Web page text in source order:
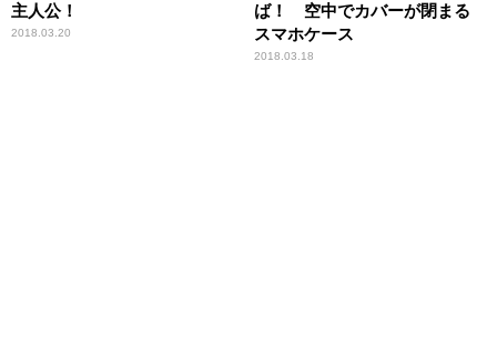
主人公！
2018.03.20
ば！ 空中でカバーが閉まる
スマホケース
2018.03.18